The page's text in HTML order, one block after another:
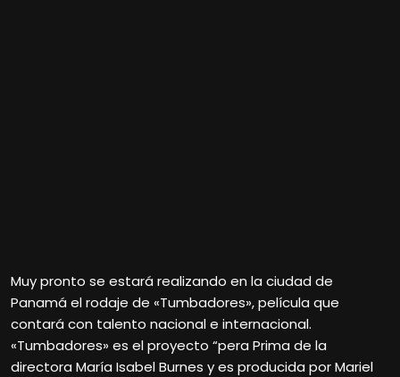
Muy pronto se estará realizando en la ciudad de
Panamá el rodaje de «Tumbadores», película que
contará con talento nacional e internacional.
«Tumbadores» es el proyecto “pera Prima de la
directora María Isabel Burnes y es producida por Mariel